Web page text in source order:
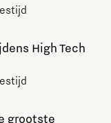
High Tech
grootste